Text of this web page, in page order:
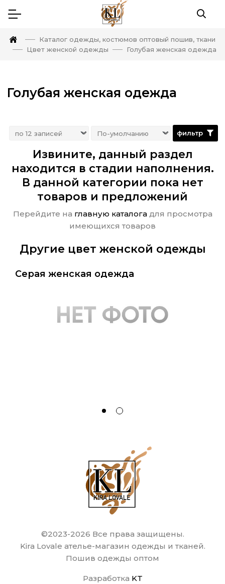
Каталог одежды, костюмов оптовый пошив, ткани
Цвет женской одежды
Голубая женская одежда
Голубая женская одежда
фильтр
Извините, данный раздел
находится в стадии наполнения.
В данной категории пока нет
товаров и предложений
Перейдите на главную каталогадля просмотра
имеющихся товаров
Другие цвет женской одежды
Серая женская одежда
©2023-2026 Все права защищены.
Kira Lovale ателье-магазин одежды и тканей.
Пошив одежды оптом
Разработка KT